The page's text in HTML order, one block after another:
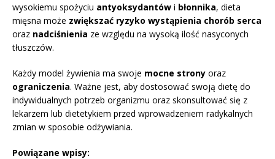
wysokiemu spożyciu antyoksydantów i błonnika, dieta
mięsna może zwiększać ryzyko wystąpienia chorób serca
oraz nadciśnienia ze względu na wysoką ilość nasyconych
tłuszczów.
Każdy model żywienia ma swoje mocne strony oraz
ograniczenia. Ważne jest, aby dostosować swoją dietę do
indywidualnych potrzeb organizmu oraz skonsultować się z
lekarzem lub dietetykiem przed wprowadzeniem radykalnych
zmian w sposobie odżywiania.
Powiązane wpisy: